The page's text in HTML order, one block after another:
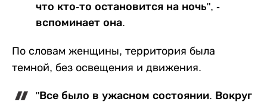
что кто-то остановится на ночь", -
вспоминает она.
По словам женщины, территория была
темной, без освещения и движения.
"Все было в ужасном состоянии. Вокруг